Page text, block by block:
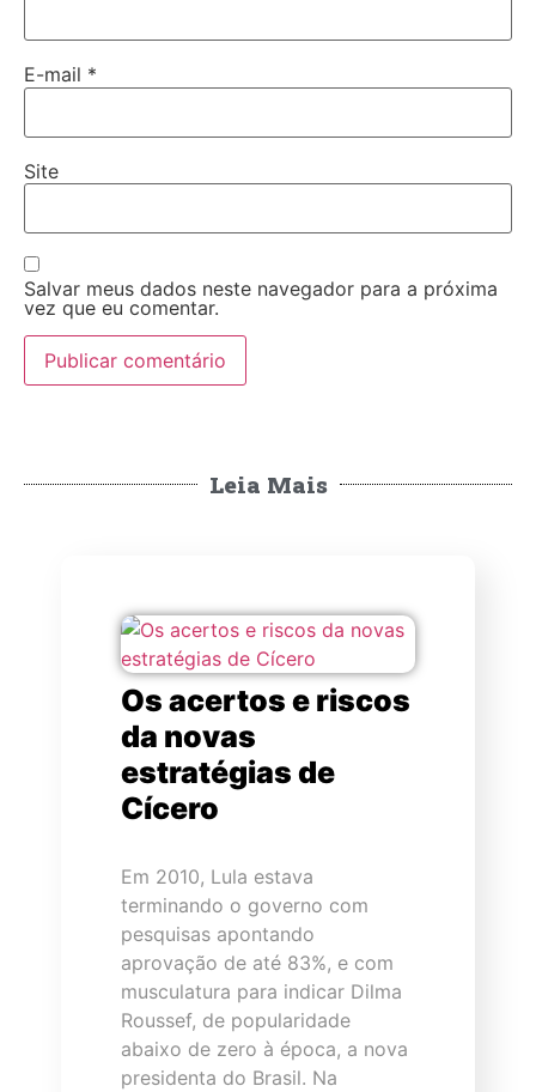
E-mail *
Site
Salvar meus dados neste navegador para a próxima
vez que eu comentar.
Leia Mais
Os acertos e riscos
da novas
estratégias de
Cícero
Em 2010, Lula estava
terminando o governo com
pesquisas apontando
aprovação de até 83%, e com
musculatura para indicar Dilma
Roussef, de popularidade
abaixo de zero à época, a nova
presidenta do Brasil. Na